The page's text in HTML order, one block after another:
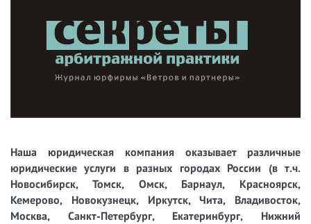
Наша юридическая компания оказывает различные
юридические услуги в разных городах России (в т.ч.
Новосибирск, Томск, Омск, Барнаул, Красноярск,
Кемерово, Новокузнецк, Иркутск, Чита, Владивосток,
Москва, Санкт-Петербург, Екатеринбург, Нижний